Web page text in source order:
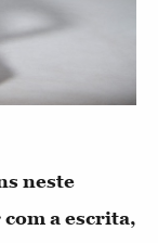
neste
a escrita,